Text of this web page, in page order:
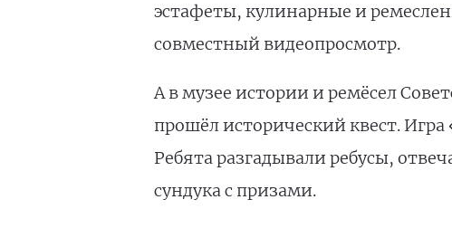
эстафеты, кулинарные и
совместный видеопросмотр.
А в музее истории и ремёсел
прошёл исторический квест.
Ребята разгадывали ребусы,
сундука с призами.